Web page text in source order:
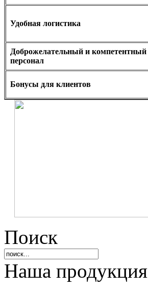
Удобная логистика
Доброжелательный и компетентный
персонал
Бонусы для клиентов
Поиск
Наша продукция